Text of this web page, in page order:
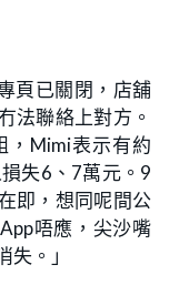
頁已關閉，店舖
法聯絡上對方。
，Mimi表示有約
失6、7萬元。9
即，想同呢間公
唔應，尖沙嘴
。」